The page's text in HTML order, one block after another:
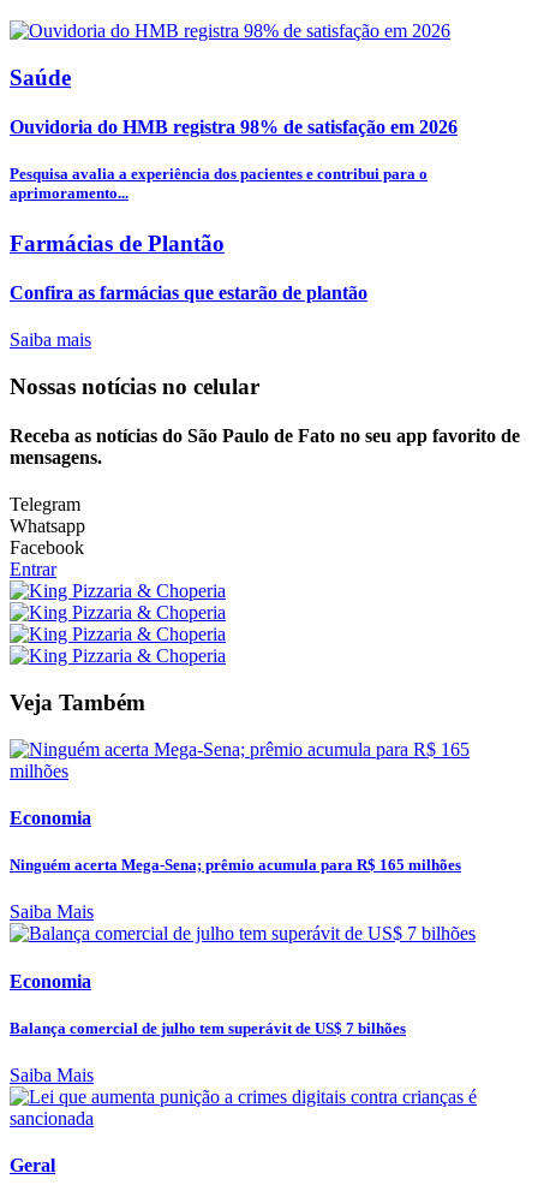
Saúde
Ouvidoria do HMB registra 98% de satisfação em 2026
Pesquisa avalia a experiência dos pacientes e contribui para o
aprimoramento...
Farmácias de Plantão
Confira as farmácias que estarão de plantão
Saiba mais
Nossas notícias no celular
Receba as notícias do São Paulo de Fato no seu app favorito de
mensagens.
Telegram
Whatsapp
Facebook
Entrar
Veja Também
Economia
Ninguém acerta Mega-Sena; prêmio acumula para R$ 165 milhões
Saiba Mais
Economia
Balança comercial de julho tem superávit de US$ 7 bilhões
Saiba Mais
Geral